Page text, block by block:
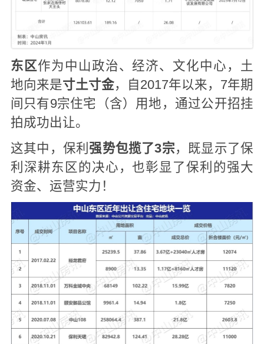
东区作为中山政治、经济、文化中心，土
地向来是寸土寸金，自2017年以来，7年期
间只有9宗住宅（含）用地，通过公开招挂
拍成功出让。
这其中，保利 强势包揽了3宗，既显示了保
利深耕东区的决心，也彰显了保利的强大
资金、运营实力！